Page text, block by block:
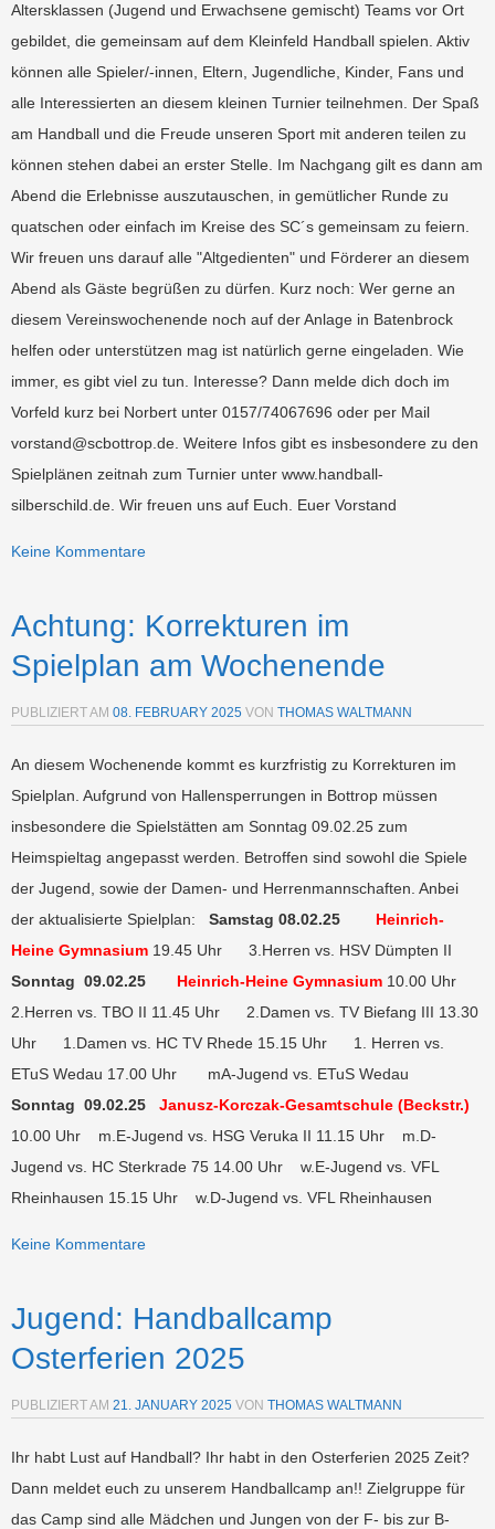
Altersklassen (Jugend und Erwachsene gemischt) Teams vor Ort
gebildet, die gemeinsam auf dem Kleinfeld Handball spielen. Aktiv
können alle Spieler/-innen, Eltern, Jugendliche, Kinder, Fans und
alle Interessierten an diesem kleinen Turnier teilnehmen. Der Spaß
am Handball und die Freude unseren Sport mit anderen teilen zu
können stehen dabei an erster Stelle. Im Nachgang gilt es dann am
Abend die Erlebnisse auszutauschen, in gemütlicher Runde zu
quatschen oder einfach im Kreise des SC´s gemeinsam zu feiern.
Wir freuen uns darauf alle "Altgedienten" und Förderer an diesem
Abend als Gäste begrüßen zu dürfen. Kurz noch: Wer gerne an
diesem Vereinswochenende noch auf der Anlage in Batenbrock
helfen oder unterstützen mag ist natürlich gerne eingeladen. Wie
immer, es gibt viel zu tun. Interesse? Dann melde dich doch im
Vorfeld kurz bei Norbert unter 0157/74067696 oder per Mail
vorstand@scbottrop.de. Weitere Infos gibt es insbesondere zu den
Spielplänen zeitnah zum Turnier unter www.handball-
silberschild.de. Wir freuen uns auf Euch. Euer Vorstand
Keine Kommentare
Achtung: Korrekturen im
Spielplan am Wochenende
PUBLIZIERT AM 08. FEBRUARY 2025 VON THOMAS WALTMANN
An diesem Wochenende kommt es kurzfristig zu Korrekturen im
Spielplan. Aufgrund von Hallensperrungen in Bottrop müssen
insbesondere die Spielstätten am Sonntag 09.02.25 zum
Heimspieltag angepasst werden. Betroffen sind sowohl die Spiele
der Jugend, sowie der Damen- und Herrenmannschaften. Anbei
der aktualisierte Spielplan: Samstag 08.02.25
Heinrich-
Heine Gymnasium 19.45 Uhr 3.Herren vs. HSV Dümpten II
Sonntag 09.02.25
Heinrich-Heine Gymnasium 10.00 Uhr
2.Herren vs. TBO II 11.45 Uhr 2.Damen vs. TV Biefang III 13.30
Uhr 1.Damen vs. HC TV Rhede 15.15 Uhr 1. Herren vs.
ETuS Wedau 17.00 Uhr mA-Jugend vs. ETuS Wedau
Sonntag 09.02.25 Janusz-Korczak-Gesamtschule (Beckstr.)
10.00 Uhr m.E-Jugend vs. HSG Veruka II 11.15 Uhr m.D-
Jugend vs. HC Sterkrade 75 14.00 Uhr w.E-Jugend vs. VFL
Rheinhausen 15.15 Uhr w.D-Jugend vs. VFL Rheinhausen
Keine Kommentare
Jugend: Handballcamp
Osterferien 2025
PUBLIZIERT AM 21. JANUARY 2025 VON THOMAS WALTMANN
Ihr habt Lust auf Handball? Ihr habt in den Osterferien 2025 Zeit?
Dann meldet euch zu unserem Handballcamp an!! Zielgruppe für
das Camp sind alle Mädchen und Jungen von der F- bis zur B-